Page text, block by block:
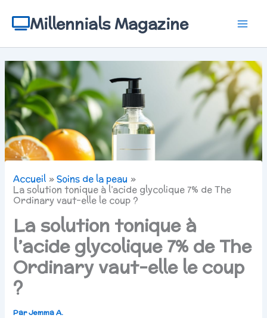
contenuMillennials Magazine
Accueil
Soins de la peau
La solution tonique à l’acide glycolique 7% de The
Ordinary vaut-elle le coup ?
La solution tonique à
l’acide glycolique 7% de The
Ordinary vaut-elle le coup
?
ParJemma A.